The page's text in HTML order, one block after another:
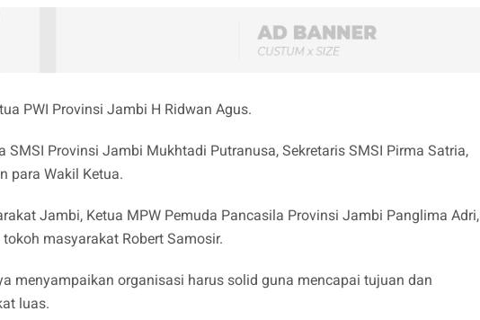
PWI Provinsi Jambi H Ridwan Agus.
SMSI Provinsi Jambi Mukhtadi Putranusa, Sekretaris SMSI Pirma Satria,
para Wakil Ketua.
Jambi, Ketua MPW Pemuda Pancasila Provinsi Jambi Panglima Adri,
masyarakat Robert Samosir.
menyampaikan organisasi harus solid guna mencapai tujuan dan
luas.